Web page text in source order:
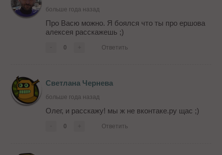
больше года назад
Про Васю можно. Я боялся что ты про ершова
алексея расскажешь ;)
0 Ответить
Светлана Чернева
больше года назад
Олег, и расскажу! мы ж не вконтаке.ру щас ;)
0 Ответить